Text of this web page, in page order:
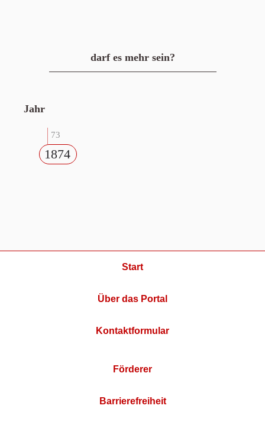
darf es mehr sein?
Jahr
73
1874
Start
Über das Portal
Kontaktformular
Förderer
Barrierefreiheit